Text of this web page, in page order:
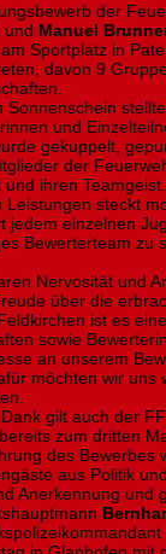
der
und Manuel
Sportplatz in
davon 9
Sonnenschein
und
gekuppelt,
der
ihren Teamgeist.
Leistungen steckt
jedem einzelnen
Bewerterteam zu
Nervosität und
über die
ist es
sowie
an unserem
möchten wir uns
gilt auch der
zum dritten
des Bewerbes
aus Politik
Anerkennung und